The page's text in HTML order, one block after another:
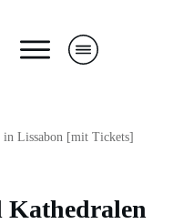
in Lissabon [mit Tickets]
Kathedralen